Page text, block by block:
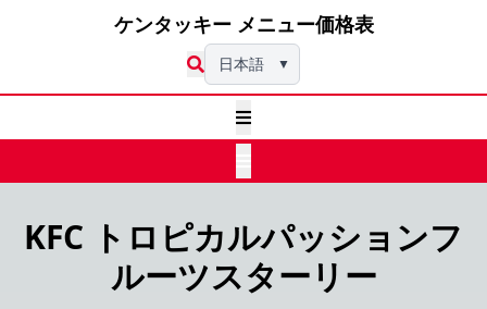
ケンタッキー メニュー価格表
日本語 ▼
KFC トロピカルパッションフ
ルーツスターリー